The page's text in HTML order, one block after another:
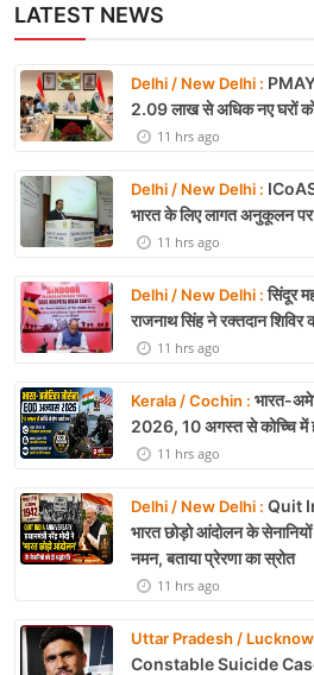
LATEST NEWS
Delhi / New Delhi :
2.09 लाख से अधिक नए घरों
11 hrs ago
Delhi / New Delhi :
भारत के लिए लागत अनुकूलन पर
11 hrs ago
Delhi / New Delhi :सिंदूर
राजनाथ सिंह ने रक्तदान शिविर
11 hrs ago
Kerala / Cochin : भारत-
2026, 10 अगस्त से कोच्चि में
11 hrs ago
Delhi / New Delhi : Quit
भारत छोड़ो आंदोलन के
नमन, बताया प्रेरणा का स्रोत
11 hrs ago
Uttar Pradesh /
Constable Suicide Case: